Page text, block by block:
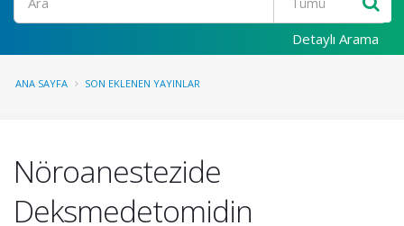
Detaylı Arama
ANA SAYFA SON EKLENEN YAYINLAR
Nöroanestezide
Deksmedetomidin